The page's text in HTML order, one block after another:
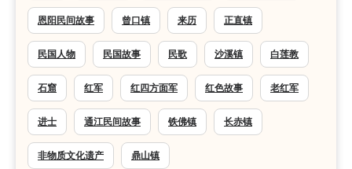
恩阳民间故事 曾口镇 来历 正直镇
民国人物 民国故事 民歌 沙溪镇 白莲教
石窟 红军 红四方面军 红色故事 老红军
进士 通江民间故事 铁佛镇 长赤镇
非物质文化遗产 鼎山镇